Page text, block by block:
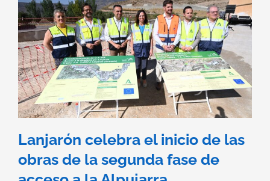
Lanjarón celebra el inicio de las
obras de la segunda fase de